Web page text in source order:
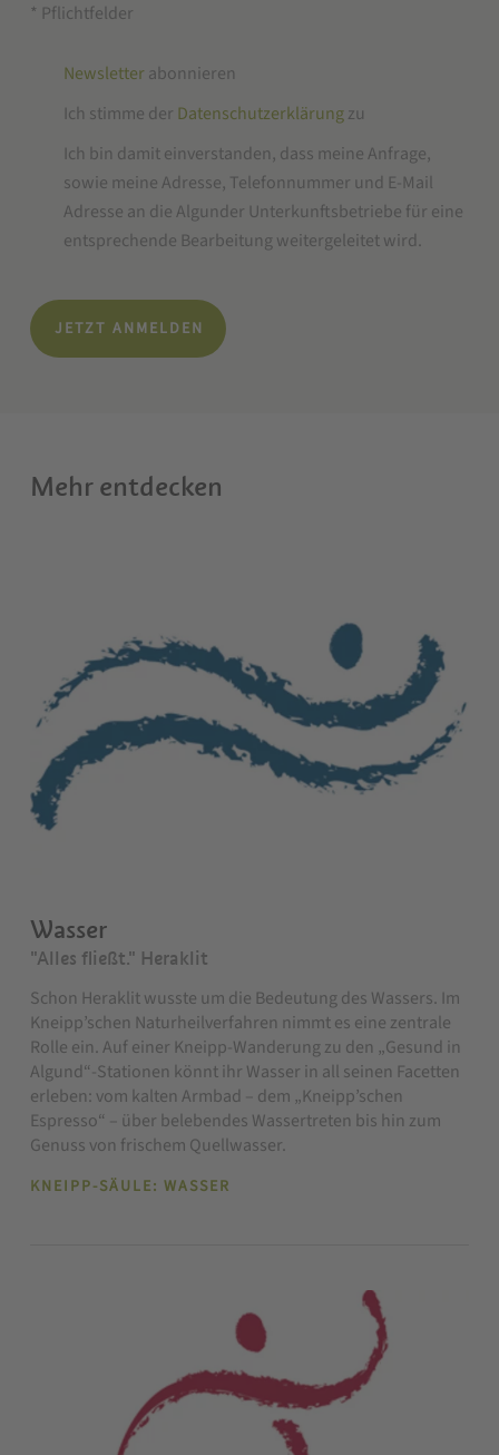
* Pflichtfelder
Newsletterabonnieren
Ich stimme der Datenschutzerklärungzu
Ich bin damit einverstanden, dass meine Anfrage,
sowie meine Adresse, Telefonnummer und E-Mail
Adresse an die Algunder Unterkunftsbetriebe für eine
entsprechende Bearbeitung weitergeleitet wird.
JETZT ANMELDEN
Mehr entdecken
Wasser
"Alles fließt." Heraklit
Schon Heraklit wusste um die Bedeutung des Wassers. Im
Kneipp’schen Naturheilverfahren nimmt es eine zentrale
Rolle ein. Auf einer Kneipp-Wanderung zu den „Gesund in
Algund“-Stationen könnt ihr Wasser in all seinen Facetten
erleben: vom kalten Armbad – dem „Kneipp’schen
Espresso“ – über belebendes Wassertreten bis hin zum
Genuss von frischem Quellwasser.
KNEIPP-SÄULE: WASSER